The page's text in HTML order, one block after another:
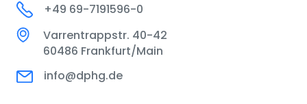
+49 69-7191596-0
Varrentrappstr. 40-42
60486 Frankfurt/Main
info@dphg.de